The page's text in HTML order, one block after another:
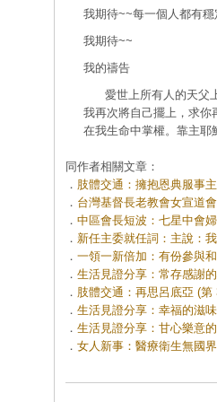
我期待~~每一個人都有穩
我期待~~
我的禱告
愛世上所有人的天父上
我再次將自己擺上，求你
在我生命中掌權。靠主耶
同作者相關文章：
． 肢體交通：擁抱恩典服事
． 台灣基督長老教會女宣道
． 中區會長短波：七星中會
． 新任主委就任詞：主說：
． 一領一新倍加：有份參與
． 生活見證分享：常存感謝
． 肢體交通：再思呂底亞 (第
． 生活見證分享：幸福的滋
． 生活見證分享：甘心樂意
． 女人新事：醫療衛生無國